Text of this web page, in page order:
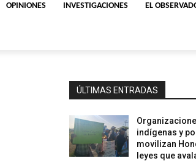
OPINIONES INVESTIGACIONES EL
ÚLTIMAS ENTRADAS
indígenas y
movilizan
leyes que